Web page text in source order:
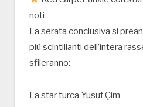
noti
La serata conclusiva si
più scintillanti dell’intera
sfileranno:
La star turca Yusuf Çim